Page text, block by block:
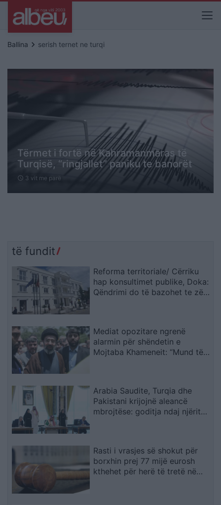
Ballina keyboard_arrow_right serish ternet ne turqi
Tërmet i fortë në Kahramanmaras të
Turqisë, “ringjallet” paniku te banorët
schedule 3 vit me parë
të fundit
Reforma territoriale/ Cërriku
hap konsultimet publike, Doka:
Qëndrimi do të bazohet te zëri
Mediat opozitare ngrenë
alarmin për shëndetin e
Mojtaba Khameneit: “Mund të
Arabia Saudite, Turqia dhe
Pakistani krijojnë aleancë
mbrojtëse: goditja ndaj njërit
Rasti i vrasjes së shokut për
borxhin prej 77 mijë eurosh
kthehet për herë të tretë në